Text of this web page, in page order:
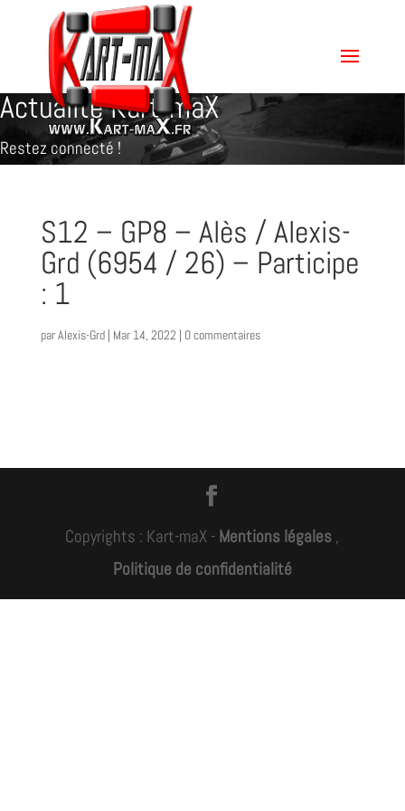
Actualité Kart-maX
Restez connecté !
S12 – GP8 – Alès / Alexis-
Grd (6954 / 26) – Participe
: 1
parAlexis-Grd| Mar 14, 2022 | 0 commentaires
Copyrights : Kart-maX - Mentions légales ,
Politique de confidentialité